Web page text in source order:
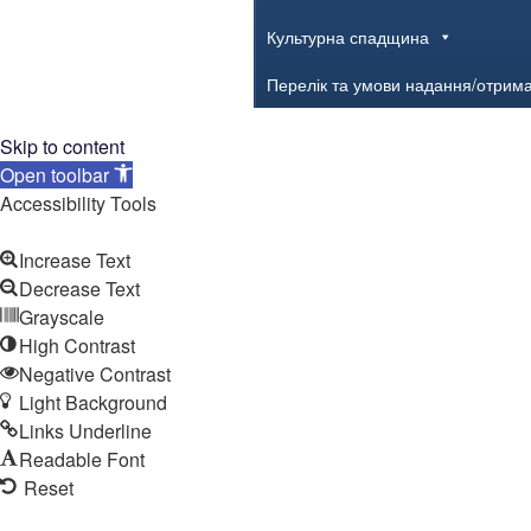
Культурна спадщина
Перелік та умови надання/
Skip to content
Open toolbar
Accessibility Tools
Increase Text
Decrease Text
Grayscale
High Contrast
Negative Contrast
Light Background
Links Underline
Readable Font
Reset